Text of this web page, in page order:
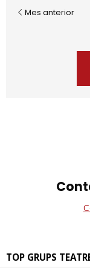
Mes anterior
TOP GRUPS